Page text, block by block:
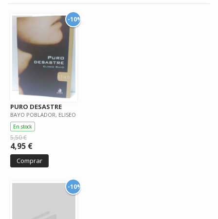
-10%
PURO DESASTRE
BAYO POBLADOR, ELISEO
En stock
5,50 €
4,95 €
Comprar
-10%